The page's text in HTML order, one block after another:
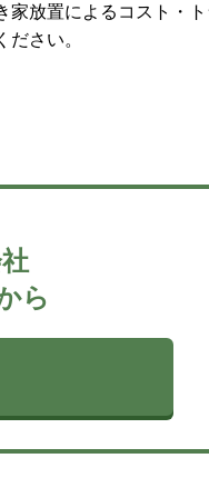
家放置によるコスト・
さい。
ら